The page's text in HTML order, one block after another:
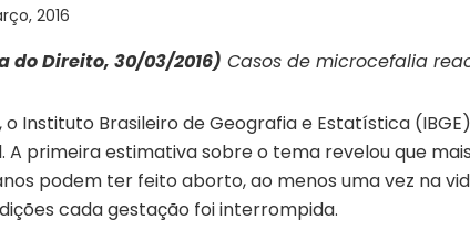
2016
do Direito, 30/03/2016) Casos de microcefalia
o Instituto Brasileiro de Geografia e Estatística
A primeira estimativa sobre o tema revelou que
podem ter feito aborto, ao menos uma vez na
cada gestação foi interrompida.